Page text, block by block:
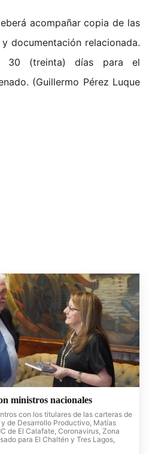
acompañar copia de las
documentación relacionada.
(treinta) días para el
(Guillermo Pérez Luque
ministros nacionales
con los titulares de las carteras de
de Desarrollo Productivo, Matías
de El Calafate, Coronavirus, Zona
para El Chaltén y Tres Lagos,